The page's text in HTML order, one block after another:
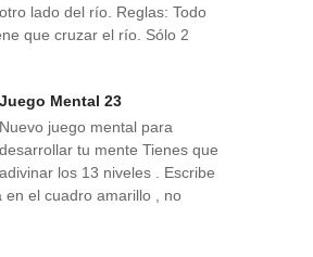
otro lado del río. Reglas: Todo
que cruzar el río. Sólo 2
Juego Mental 23
Nuevo juego mental para
desarrollar tu mente Tienes que
adivinar los 13 niveles . Escribe
en el cuadro amarillo , no